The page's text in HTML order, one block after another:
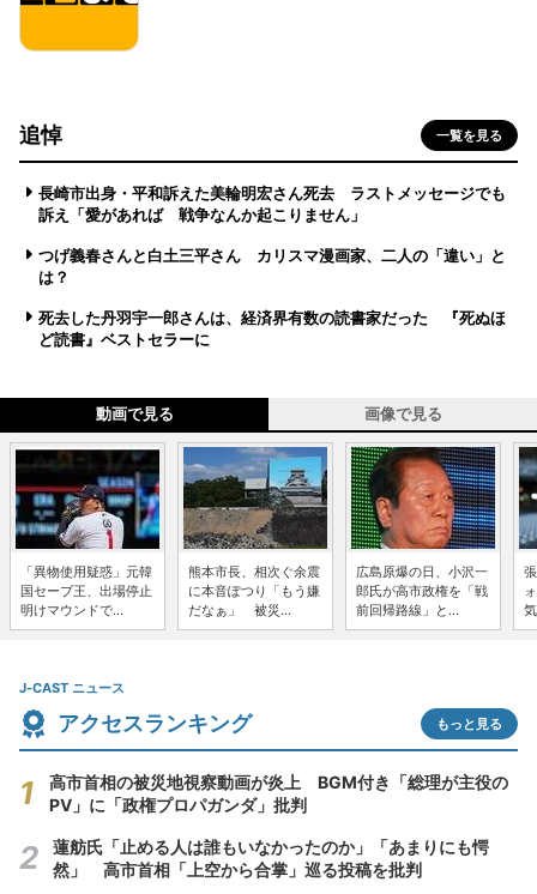
追悼 一覧を見る
長崎市出身・平和訴えた美輪明宏さん死去 ラストメッセージでも
訴え「愛があれば 戦争なんか起こりません」
つげ義春さんと白土三平さん カリスマ漫画家、二人の「違い」と
は？
死去した丹羽宇一郎さんは、経済界有数の読書家だった 『死ぬほ
ど読書』ベストセラーに
動画で見る 画像で見る
「異物使用疑惑」元韓
国セーブ王、出場停止
明けマウンドで...
熊本市長、相次ぐ余震
に本音ぽつり「もう嫌
だなぁ」 被災...
広島原爆の日、小沢一
郎氏が高市政権を「戦
前回帰路線」と...
J-CAST ニュース
アクセスランキング もっと見る
高市首相の被災地視察動画が炎上 BGM付き「総理が主役の
PV」に「政権プロパガンダ」批判
蓮舫氏「止める人は誰もいなかったのか」「あまりにも愕
然」 高市首相「上空から合掌」巡る投稿を批判